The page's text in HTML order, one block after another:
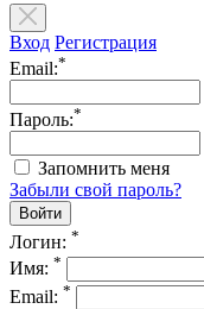
Вход Регистрация
Email:*
Пароль:*
Запомнить меня
Забыли свой пароль?
Логин: *
Имя: *
Email: *